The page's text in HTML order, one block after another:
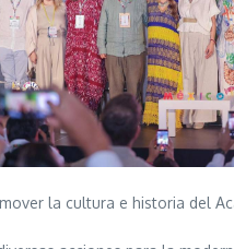
la cultura e historia del